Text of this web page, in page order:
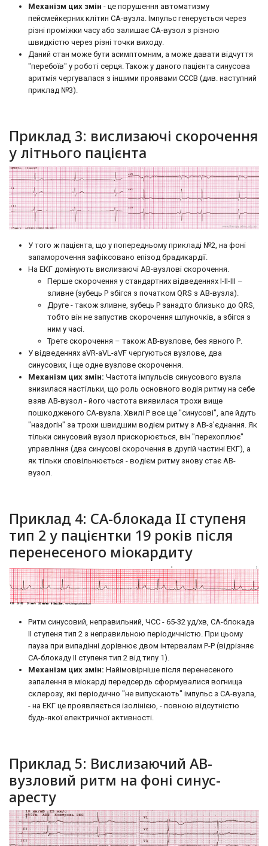
Механізм цих змін - це порушення автоматизму
пейсмейкерних клітин СА-вузла. Імпульс генерується через
різні проміжки часу або залишає СА-вузол з різною
швидкістю через різні точки виходу.
Даний стан може бути асимптомним, а може давати відчуття
"перебоїв" у роботі серця. Також у даного пацієнта синусова
аритмія чергувалася з іншими проявами СССВ (див. наступний
приклад №3).
Приклад 3: вислизаючі скорочення
у літнього пацієнта
У того ж пацієнта, що у попередньому прикладі №2, на фоні
запаморочення зафіксовано епізод брадикардії.
На ЕКГ домінують вислизаючі АВ-вузлові скорочення.
Перше скорочення у стандартних відведеннях I-II-III –
зливне (зубець Р збігся з початком QRS з АВ-вузла).
Друге - також зливне, зубець Р занадто близько до QRS,
тобто він не запустив скорочення шлуночків, а збігся з
ним у часі.
Третє скорочення – також АВ-вузлове, без явного Р.
У відведеннях aVR-aVL-aVF чергуються вузлове, два
синусових, і ще одне вузлове скорочення.
Механізм цих змін: Частота імпульсів синусового вузла
знизилася настільки, що роль основного водія ритму на себе
взяв АВ-вузол - його частота виявилася трохи вище
пошкодженого СА-вузла. Хвилі Р все ще "синусові", але йдуть
"наздогін" за трохи швидшим водієм ритму з АВ-з'єднання. Як
тільки синусовий вузол прискорюється, він "перехоплює"
управління (два синусові скорочення в другій частині ЕКГ), а
як тільки сповільнюється - водієм ритму знову стає АВ-
вузол.
Приклад 4: СА-блокада II ступеня
тип 2 у пацієнтки 19 років після
перенесеного міокардиту
Ритм синусовий, неправильний, ЧСС - 65-32 уд/хв, СА-блокада
II ступеня тип 2 з неправильною періодичністю. При цьому
пауза при випадінні дорівнює двом інтервалам P-P (відрізняє
СА-блокаду II ступеня тип 2 від типу 1).
Механізм цих змін: Найімовірніше після перенесеного
запалення в міокарді передсердь сформувалися вогнища
склерозу, які періодично "не випускають" імпульс з СА-вузла,
- на ЕКГ це проявляється ізолінією, - повною відсутністю
будь-якої електричної активності.
Приклад 5: Вислизаючий АВ-
вузловий ритм на фоні синус-
аресту